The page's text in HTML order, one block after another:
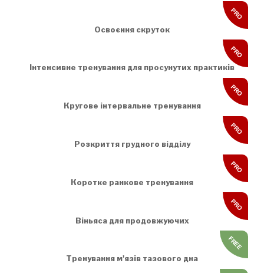
Освоєння скруток
PRO
Інтенсивне тренування для просунутих практиків
PRO
Кругове інтервальне тренування
PRO
Розкриття грудного відділу
PRO
Коротке ранкове тренування
PRO
Віньяса для продовжуючих
PRO
Тренування м'язів тазового дна
FREE